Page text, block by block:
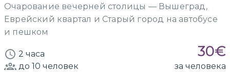
Очарование вечерней столицы — Вышеград,
Еврейский квартал и Старый город на автобусе
и пешком
2 часа 30€
до 10 человек за человека